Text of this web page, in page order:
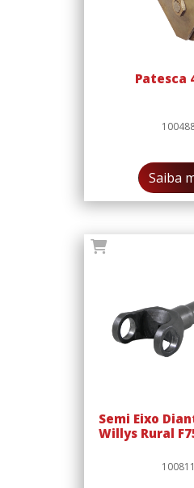
Patesca
Saiba
Semi Eixo
Willys Rural